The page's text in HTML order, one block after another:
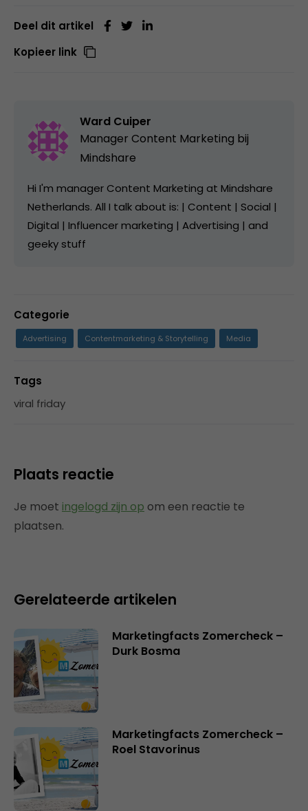
Deel dit artikel
Kopieer link
Ward Cuiper
Manager Content Marketing bij
Mindshare
Hi I'm manager Content Marketing at Mindshare
Netherlands. All I talk about is: | Content | Social |
Digital | Influencer marketing | Advertising | and
geeky stuff
Categorie
Advertising Contentmarketing & Storytelling Media
Tags
viral friday
Plaats reactie
Je moet ingelogd zijn op om een reactie te
plaatsen.
Gerelateerde artikelen
Marketingfacts Zomercheck –
Durk Bosma
Marketingfacts Zomercheck –
Roel Stavorinus